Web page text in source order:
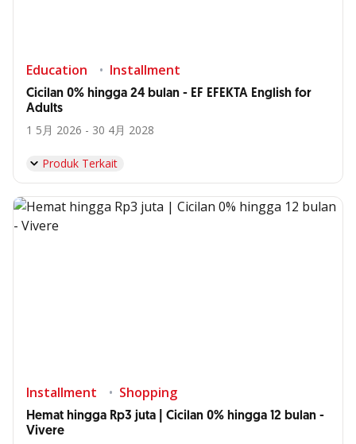
Education Installment
Cicilan 0% hingga 24 bulan - EF EFEKTA English for
Adults
1 5月 2026 - 30 4月 2028
Produk Terkait
Installment Shopping
Hemat hingga Rp3 juta | Cicilan 0% hingga 12 bulan -
Vivere